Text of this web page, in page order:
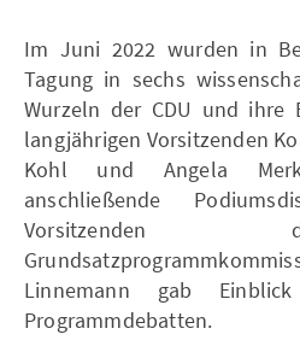
Im Juni 2022 wurden in
Tagung in sechs
Wurzeln der CDU und ihre
langjährigen Vorsitzenden
Kohl und Angela
anschließende
Linnemann gab
Programmdebatten.